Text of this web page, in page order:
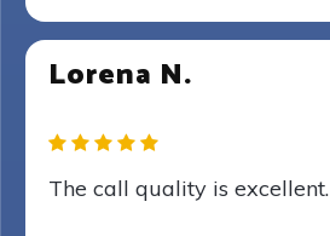
Lorena N.
The call quality is excellent.